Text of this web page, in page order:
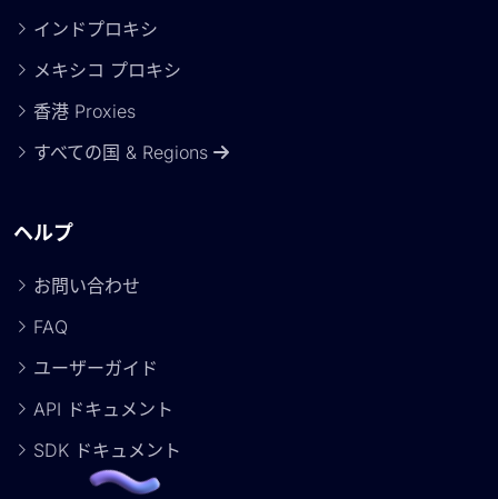
インドプロキシ
メキシコ プロキシ
香港 Proxies
すべての国 & Regions
ヘルプ
お問い合わせ
FAQ
ユーザーガイド
API ドキュメント
SDK ドキュメント